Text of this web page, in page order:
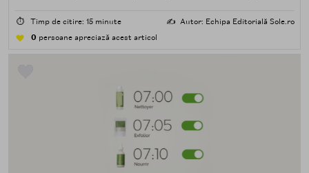
⏱️ Timp de citire: 15 minute ✍️ Autor: Echipa Editorială Sole.ro
0 persoane apreciază acest articol